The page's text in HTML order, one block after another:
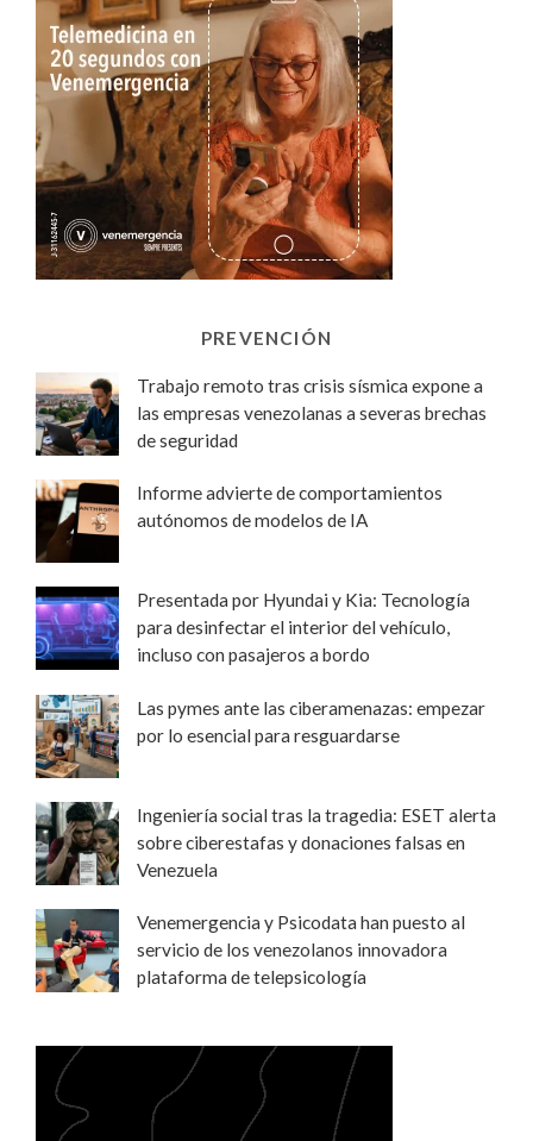
PREVENCIÓN
Trabajo remoto tras crisis sísmica expone a
las empresas venezolanas a severas brechas
de seguridad
Informe advierte de comportamientos
autónomos de modelos de IA
Presentada por Hyundai y Kia: Tecnología
para desinfectar el interior del vehículo,
incluso con pasajeros a bordo
Las pymes ante las ciberamenazas: empezar
por lo esencial para resguardarse
Ingeniería social tras la tragedia: ESET alerta
sobre ciberestafas y donaciones falsas en
Venezuela
Venemergencia y Psicodata han puesto al
servicio de los venezolanos innovadora
plataforma de telepsicología